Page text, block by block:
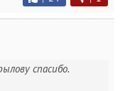
спасибо.